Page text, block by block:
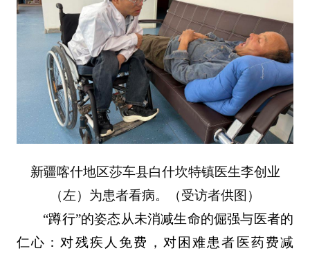
新疆喀什地区莎车县白什坎特镇医生李创业
（左）为患者看病。（受访者供图）
“蹲行”的姿态从未消减生命的倔强与医者的
仁心：对残疾人免费，对困难患者医药费减